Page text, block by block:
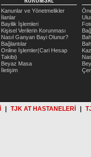
Kanunlar ve Yönetmelikler
İlanlar
Bayilik İşlemleri
Kişisel Verilerin Korunması
Nasıl Ganyan Bayi Olunur?
Bağlantılar
Online İşlemler(Cari Hesap
Takibi)
Beyaz Masa
İletişim
TJK AT HASTANELERİ